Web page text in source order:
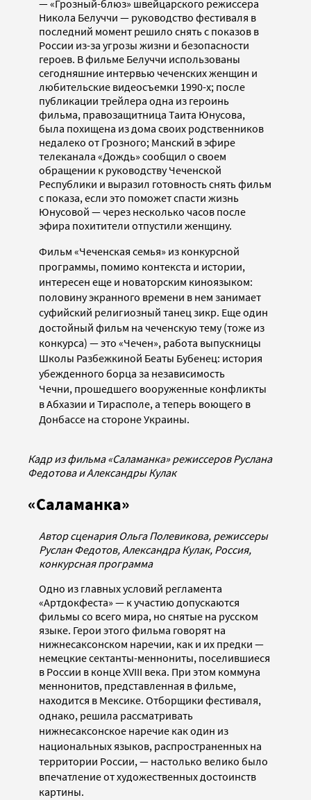
— «Грозный-блюз» швейцарского режиссера
Никола Белуччи — руководство фестиваля в
последний момент решило снять с показов в
России из-за угрозы жизни и безопасности
героев. В фильме Белуччи использованы
сегодняшние интервью чеченских женщин и
любительские видеосъемки 1990-х; после
публикации трейлера одна из героинь
фильма, правозащитница Таита Юнусова,
была похищена из дома своих родственников
недалеко от Грозного; Манский в эфире
телеканала «Дождь» сообщил о своем
обращении к руководству Чеченской
Республики и выразил готовность снять фильм
с показа, если это поможет спасти жизнь
Юнусовой — через несколько часов после
эфира похитители отпустили женщину.
Фильм «Чеченская семья» из конкурсной
программы, помимо контекста и истории,
интересен еще и новаторским киноязыком:
половину экранного времени в нем занимает
суфийский религиозный танец зикр. Еще один
достойный фильм на чеченскую тему (тоже из
конкурса) —это «Чечен», работа выпускницы
Школы Разбежкиной Беаты Бубенец: история
убежденного борца за независимость
Чечни, прошедшего вооруженные конфликты
в Абхазии и Тирасполе, а теперь воющего в
Донбассе на стороне Украины.
Кадр из фильма «Саламанка» режиссеров Руслана
Федотова и Александры Кулак
«Саламанка»
Автор сценария Ольга Полевикова, режиссеры
Руслан Федотов, Александра Кулак, Россия,
конкурсная программа
Одно из главных условий регламента
«Артдокфеста» — к участию допускаются
фильмы со всего мира, но снятые на русском
языке. Герои этого фильма говорят на
нижнесаксонском наречии, как и их предки —
немецкие сектанты-меннониты, поселившиеся
в России в конце XVIII века. При этом коммуна
меннонитов, представленная в фильме,
находится в Мексике. Отборщики фестиваля,
однако, решила рассматривать
нижнесаксонское наречие как один из
национальных языков, распространенных на
территории России, — настолько велико было
впечатление от художественных достоинств
картины.